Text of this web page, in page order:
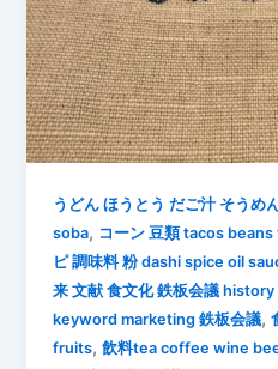
うどん ほうとう だご汁 そうめ
soba, コーン 豆類 tacos
ピ 調味料 粉 dashi spice oil
来 文献 食文化 鉄板会議
keyword marketing 鉄板会議,
fruits,飲料tea coffee wine